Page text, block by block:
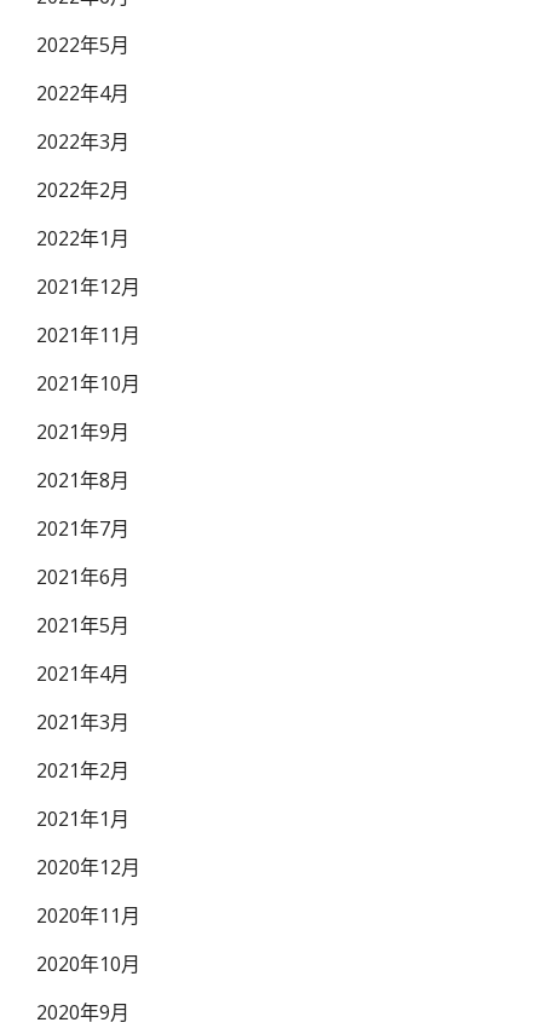
2022年5月
2022年4月
2022年3月
2022年2月
2022年1月
2021年12月
2021年11月
2021年10月
2021年9月
2021年8月
2021年7月
2021年6月
2021年5月
2021年4月
2021年3月
2021年2月
2021年1月
2020年12月
2020年11月
2020年10月
2020年9月